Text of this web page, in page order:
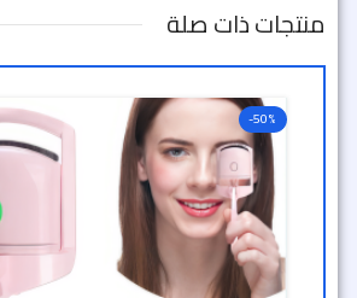
منتجات ذات صلة
-50%